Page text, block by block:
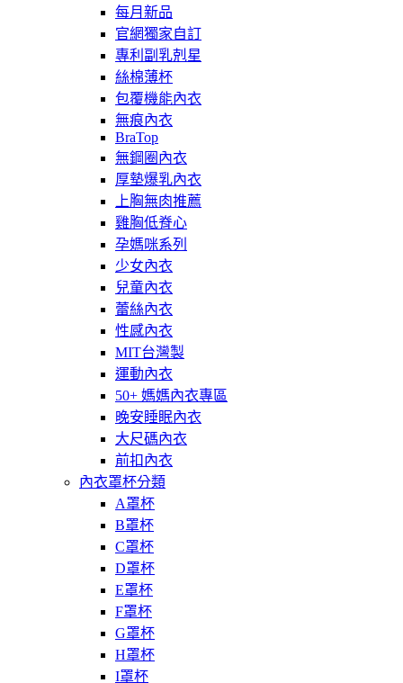
每月新品
官網獨家自訂
專利副乳剋星
絲棉薄杯
包覆機能內衣
無痕內衣
BraTop
無鋼圈內衣
厚墊爆乳內衣
上胸無肉推薦
雞胸低脊心
孕媽咪系列
少女內衣
兒童內衣
蕾絲內衣
性感內衣
MIT台灣製
運動內衣
50+ 媽媽內衣專區
晚安睡眠內衣
大尺碼內衣
前扣內衣
內衣罩杯分類
A罩杯
B罩杯
C罩杯
D罩杯
E罩杯
F罩杯
G罩杯
H罩杯
I罩杯